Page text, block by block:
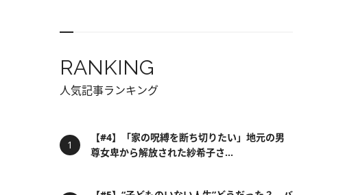
RANKING
人気記事ランキング
【#4】「家の呪縛を断ち切りたい」地元の男
尊女卑から解放された紗希子さ...